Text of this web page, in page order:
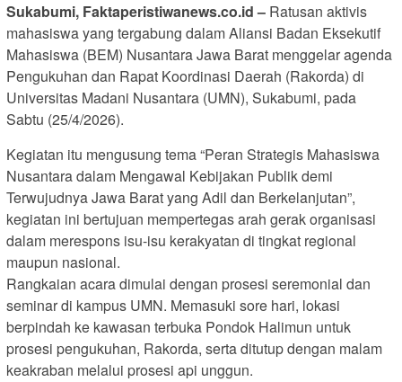
Sukabumi, Faktaperistiwanews.co.id – Ratusan aktivis
mahasiswa yang tergabung dalam Aliansi Badan Eksekutif
Mahasiswa (BEM) Nusantara Jawa Barat menggelar agenda
Pengukuhan dan Rapat Koordinasi Daerah (Rakorda) di
Universitas Madani Nusantara (UMN), Sukabumi, pada
Sabtu (25/4/2026).
Kegiatan itu mengusung tema “Peran Strategis Mahasiswa
Nusantara dalam Mengawal Kebijakan Publik demi
Terwujudnya Jawa Barat yang Adil dan Berkelanjutan”,
kegiatan ini bertujuan mempertegas arah gerak organisasi
dalam merespons isu-isu kerakyatan di tingkat regional
maupun nasional.
Rangkaian acara dimulai dengan prosesi seremonial dan
seminar di kampus UMN. Memasuki sore hari, lokasi
berpindah ke kawasan terbuka Pondok Halimun untuk
prosesi pengukuhan, Rakorda, serta ditutup dengan malam
keakraban melalui prosesi api unggun.